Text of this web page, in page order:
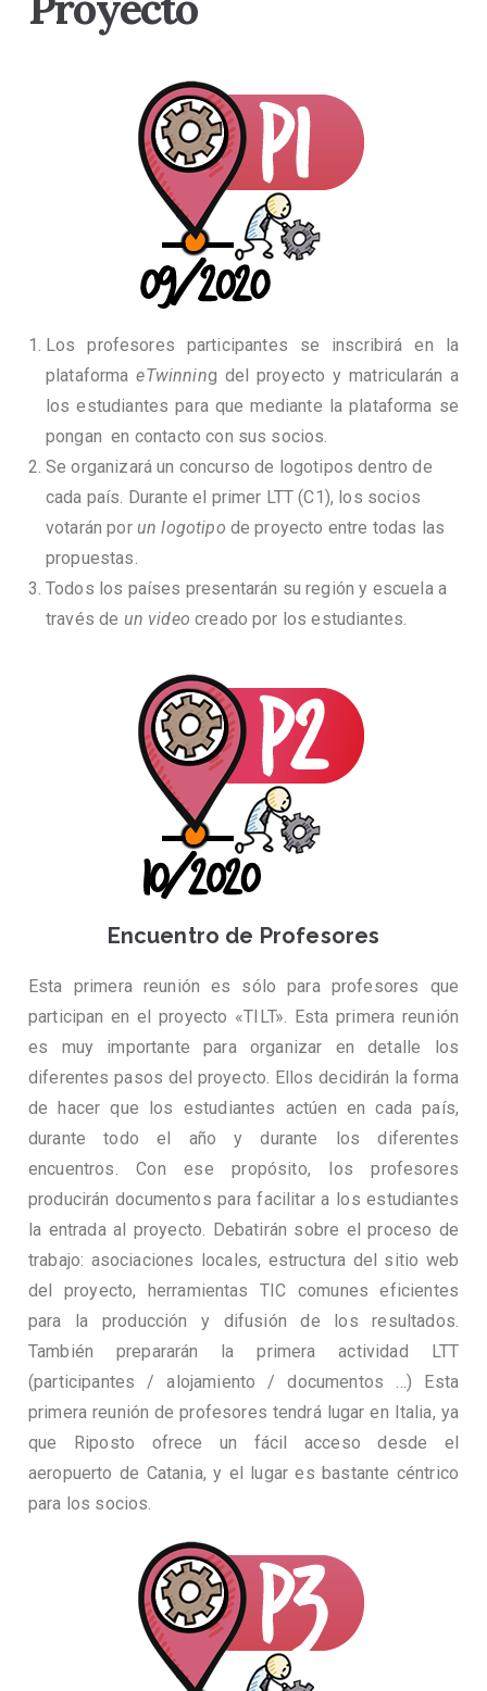
Los profesores participantes se inscribirá en la
plataformaeTwinning del proyecto y matricularán a
los estudiantes para que mediante la plataforma se
pongan en contacto con sus socios.
Se organizará un concurso de logotipos dentro de
cada país. Durante el primer LTT (C1), los socios
votarán por un logotipo de proyecto entre todas las
propuestas.
Todos los países presentarán su región y escuela a
través de un video creado por los estudiantes.
Encuentro de Profesores
Esta primera reunión es sólo para profesores que
participan en el proyecto «TILT». Esta primera reunión
es muy importante para organizar en detalle los
diferentes pasos del proyecto. Ellos decidirán la forma
de hacer que los estudiantes actúen en cada país,
durante todo el año y durante los diferentes
encuentros. Con ese propósito, los profesores
producirán documentos para facilitar a los estudiantes
la entrada al proyecto. Debatirán sobre el proceso de
trabajo: asociaciones locales, estructura del sitio web
del proyecto, herramientas TIC comunes eficientes
para la producción y difusión de los resultados.
También prepararán la primera actividad LTT
(participantes / alojamiento / documentos …) Esta
primera reunión de profesores tendrá lugar en Italia, ya
que Riposto ofrece un fácil acceso desde el
aeropuerto de Catania, y el lugar es bastante céntrico
para los socios.